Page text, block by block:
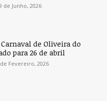
de Junho, 2026
de Oliveira do
para 26 de abril
Fevereiro, 2026